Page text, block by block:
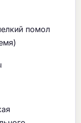
помол